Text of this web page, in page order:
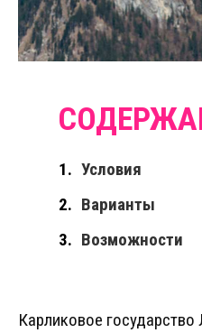
Условия
Варианты
Возможности
Карликовое